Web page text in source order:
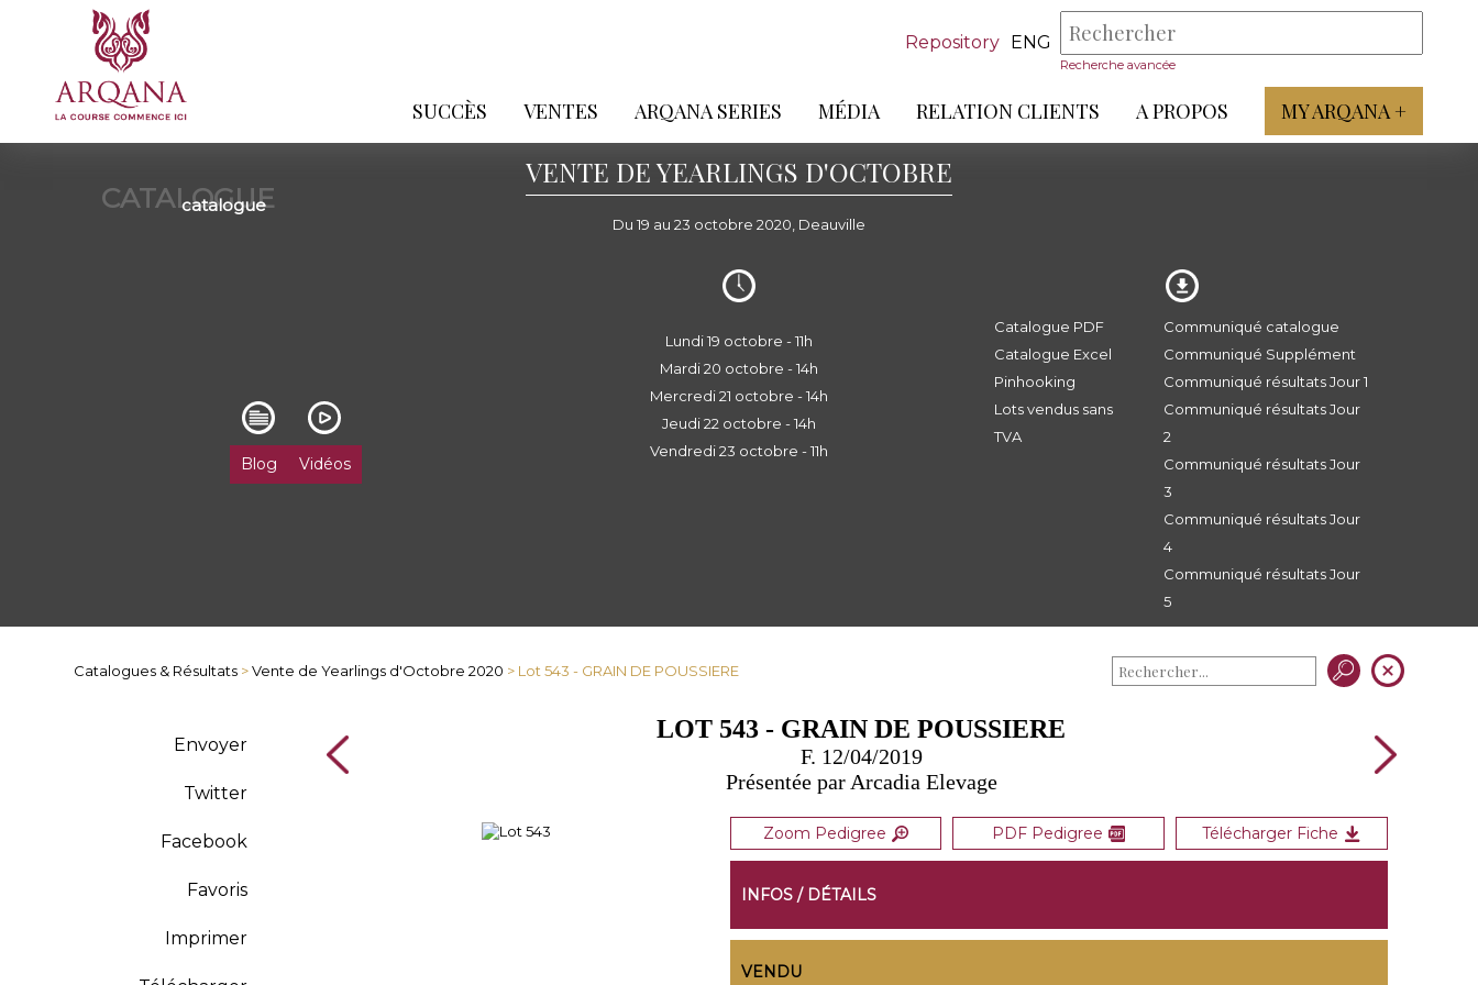
Repository ENG
Recherche avancée
SUCCÈS VENTES ARQANA SERIES MÉDIA RELATION CLIENTS A PROPOS MY ARQANA +
CATALOGUE
catalogue
VENTE DE YEARLINGS D'OCTOBRE
Du 19 au 23 octobre 2020, Deauville
Blog Vidéos
Lundi 19 octobre - 11h
Mardi 20 octobre - 14h
Mercredi 21 octobre - 14h
Jeudi 22 octobre - 14h
Vendredi 23 octobre - 11h
Catalogue PDF
Catalogue Excel
Pinhooking
Lots vendus sans
TVA
Communiqué catalogue
Communiqué Supplément
Communiqué résultats Jour 1
Communiqué résultats Jour
2
Communiqué résultats Jour
3
Communiqué résultats Jour
4
Communiqué résultats Jour
5
Catalogues & Résultats >Vente de Yearlings d'Octobre 2020 > Lot 543 - GRAIN DE POUSSIERE
Envoyer
Twitter
Facebook
Favoris
Imprimer
LOT 543 - GRAIN DE POUSSIERE
F. 12/04/2019
Présentée par Arcadia Elevage
Zoom Pedigree PDF Pedigree Télécharger Fiche
INFOS / DÉTAILS
VENDU